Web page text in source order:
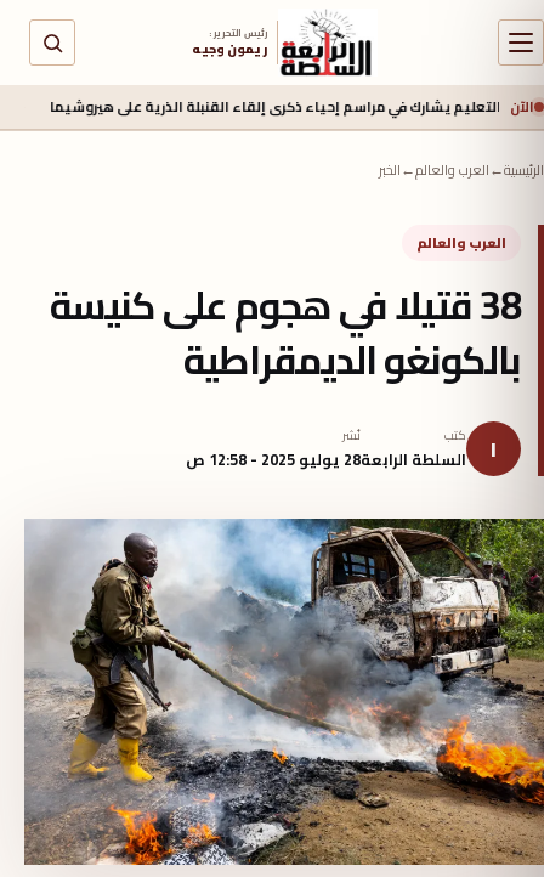
رئيس التحرير :
ريمون وجيه
الآن يشارك في مراسم إحياء ذكرى إلقاء القنبلة الذرية على هيروشيما 6 أغسطس 2026 - 6:50 ص
الرئيسية←العرب والعالم←الخبر
العرب والعالم
38 قتيلا في هجوم على كنيسة
بالكونغو الديمقراطية
ا كتب
السلطة الرابعة
نُشر
28 يوليو 2025 - 12:58 ص